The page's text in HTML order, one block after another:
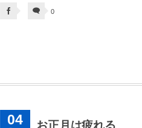
0
04 お正月は疲れる